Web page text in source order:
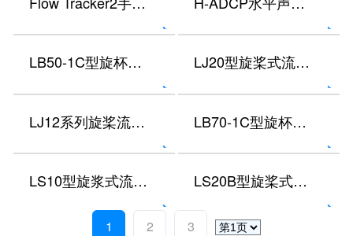
LB50-1C型旋杯式浅水低流速仪 LJ20型旋桨式流速仪
LJ12系列旋桨流速仪 LB70-1C型旋杯式低流速仪
LS10型旋浆式流速仪 LS20B型旋桨式流速仪
1 2 3